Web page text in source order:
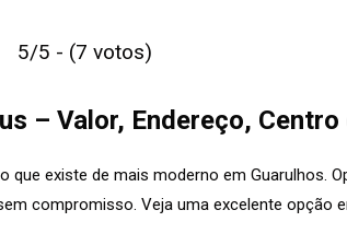
5/5 - (7 votos)
– Valor, Endereço,
que existe de mais moderno em Guarulhos.
compromisso. Veja uma excelente opção